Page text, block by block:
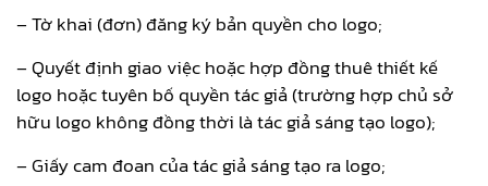
– Tờ khai (đơn) đăng ký bản quyền cho logo;
– Quyết định giao việc hoặc hợp đồng thuê thiết kế
logo hoặc tuyên bố quyền tác giả (trường hợp chủ sở
hữu logo không đồng thời là tác giả sáng tạo logo);
– Giấy cam đoan của tác giả sáng tạo ra logo;